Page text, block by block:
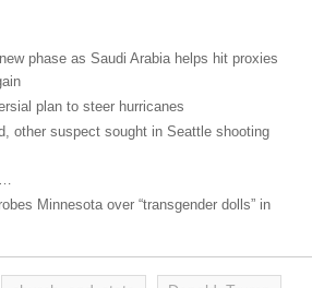
phase as Saudi Arabia helps hit proxies
plan to steer hurricanes
other suspect sought in Seattle shooting
Minnesota over “transgender dolls” in